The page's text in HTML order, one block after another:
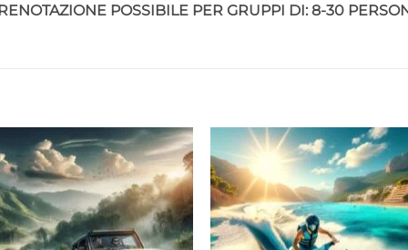
POSSIBILE PER GRUPPI DI: 8-30